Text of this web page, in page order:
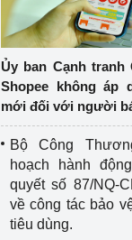
Ủy ban Cạnh tranh
Shopee không áp
mới đối với người
Bộ Công
hoạch hành
quyết số 87/NQ-
về công tác bảo
tiêu dùng.